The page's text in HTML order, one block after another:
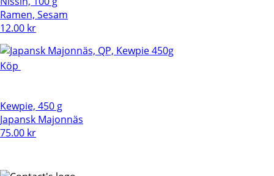
Ramen, Sesam
12.00 kr
Köp
Kewpie, 450 g
Japansk Majonnäs
75.00 kr